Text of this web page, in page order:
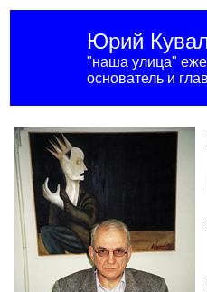
Юрий
"наша улица"
основатель и